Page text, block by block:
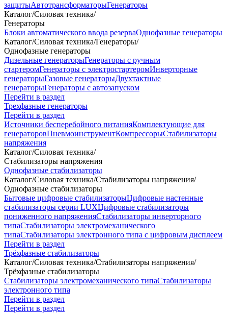
защитыАвтотрансформаторыГенераторы
Каталог/Силовая техника/
Генераторы
Блоки автоматического ввода резерваОднофазные генераторы
Каталог/Силовая техника/Генераторы/
Однофазные генераторы
Дизельные генераторыГенераторы с ручным
стартеромГенераторы с электростартеромИнверторные
генераторыГазовые генераторыДвухтактные
генераторыГенераторы с автозапуском
Перейти в раздел
Трехфазные генераторы
Перейти в раздел
Источники бесперебойного питанияКомплектующие для
генераторовПневмоинструментКомпрессорыСтабилизаторы
напряжения
Каталог/Силовая техника/
Стабилизаторы напряжения
Однофазные стабилизаторы
Каталог/Силовая техника/Стабилизаторы напряжения/
Однофазные стабилизаторы
Бытовые цифровые стабилизаторыЦифровые настенные
стабилизаторы серии LUXЦифровые стабилизаторы
пониженного напряженияСтабилизаторы инверторного
типаСтабилизаторы электромеханического
типаСтабилизаторы электронного типа с цифровым дисплеем
Перейти в раздел
Трёхфазные стабилизаторы
Каталог/Силовая техника/Стабилизаторы напряжения/
Трёхфазные стабилизаторы
Стабилизаторы электромеханического типаСтабилизаторы
электронного типа
Перейти в раздел
Перейти в раздел